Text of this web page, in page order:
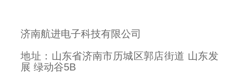
济南航进电子科技有限公司
地址：山东省济南市历城区郭店街道 山东发
展 绿动谷5B